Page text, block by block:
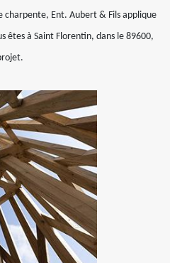
charpente, Ent. Aubert & Fils applique
êtes à Saint Florentin, dans le 89600,